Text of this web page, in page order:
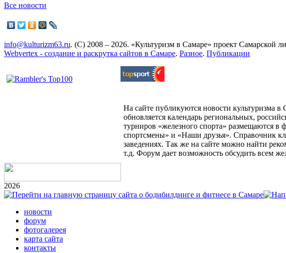
Все новости
info@kulturizm63.ru. (C) 2008 – 2026. «Культуризм в Самаре» проект Самарской
Webvertex - создание и раскрутка сайтов в Самаре. Разное. Публикации
На сайте публикуются новости культуризма
обновляется календарь региональных,
турниров «железного спорта» размещаются в
спортсмены» и «Наши друзья». Справочник
заведениях. Так же на сайте можно найти
т.д. Форум дает возможность обсудить всем
2026
новости
форум
фотогалерея
карта сайта
контакты